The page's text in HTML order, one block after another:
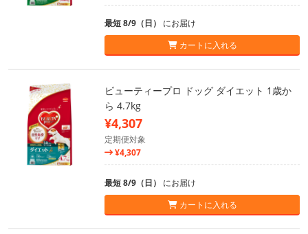
最短 8/9（日） にお届け
カートに入れる
ビューティープロ ドッグ ダイエット 1歳か
ら 4.7kg
¥4,307
定期便対象
¥4,307
最短 8/9（日） にお届け
カートに入れる